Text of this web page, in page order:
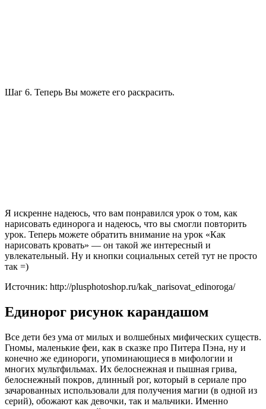
Шаг 6. Теперь Вы можете его раскрасить.
Я искренне надеюсь, что вам понравился урок о том, как
нарисовать единорога и надеюсь, что вы смогли повторить
урок. Теперь можете обратить внимание на урок «Как
нарисовать кровать» — он такой же интересный и
увлекательный. Ну и кнопки социальных сетей тут не просто
так =)
Источник: http://plusphotoshop.ru/kak_narisovat_edinoroga/
Единорог рисунок карандашом
Все дети без ума от милых и волшебных мифических существ.
Гномы, маленькие феи, как в сказке про Питера Пэна, ну и
конечно же единороги, упоминающиеся в мифологии и
многих мультфильмах. Их белоснежная и пышная грива,
белоснежный покров, длинный рог, который в сериале про
зачарованных использовали для получения магии (в одной из
серий), обожают как девочки, так и мальчики. Именно